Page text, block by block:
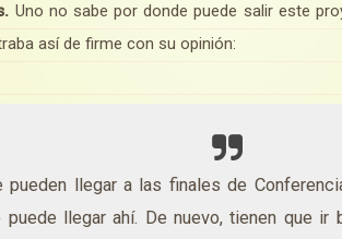
Uno no sabe por donde puede salir este
así de firme con su opinión:
pueden llegar a las finales de
puede llegar ahí. De nuevo, tienen que ir